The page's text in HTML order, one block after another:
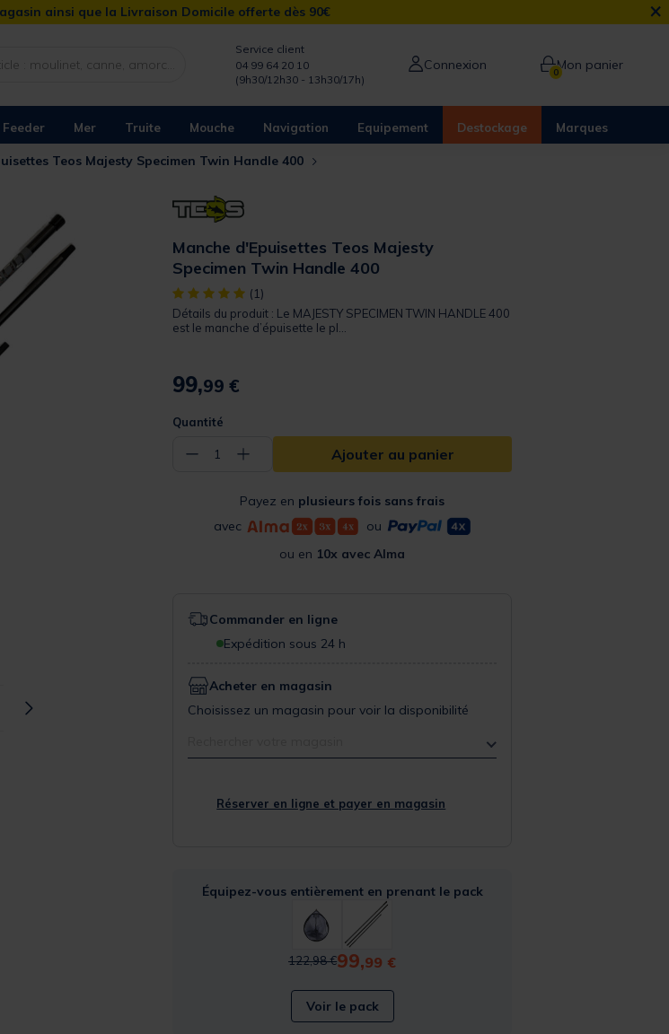
ainsi que la Livraison Domicile offerte dès 90€ ×
Service client
04 99 64 20 10
(9h30/12h30 - 13h30/17h)
Connexion 0Mon panier
Feeder Mer Truite Mouche Navigation Equipement Destockage Marques
Teos Majesty Specimen Twin Handle 400
Manche d'Epuisettes Teos Majesty
Specimen Twin Handle 400
[object Object] out of 5 Customer Rating
(1)
Détails du produit : Le MAJESTY SPECIMEN TWIN HANDLE 400
est le manche d’épuisette le pl...
99,99 €
Quantité
− 1 + Ajouter au panier
Payez en plusieurs fois sans frais
avec
ou
ou en 10x avec Alma
Commander en ligne
Expédition sous 24 h
Acheter en magasin
Choisissez un magasin pour voir la disponibilité
Réserver en ligne et payer en magasin
Équipez-vous entièrement en prenant le pack
Price reduced from
122,98 €to
99,99 €
Voir le pack